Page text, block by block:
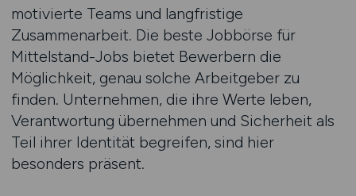
motivierte Teams und langfristige
Zusammenarbeit. Die beste Jobbörse für
Mittelstand-Jobs bietet Bewerbern die
Möglichkeit, genau solche Arbeitgeber zu
finden. Unternehmen, die ihre Werte leben,
Verantwortung übernehmen und Sicherheit als
Teil ihrer Identität begreifen, sind hier
besonders präsent.